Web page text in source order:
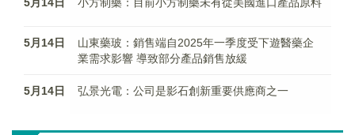
5月14日
山東藥玻：銷售端自2025年一季度受下遊醫藥企
業需求影響 導致部分產品銷售放緩
5月14日 弘景光電：公司是影石創新重要供應商之一